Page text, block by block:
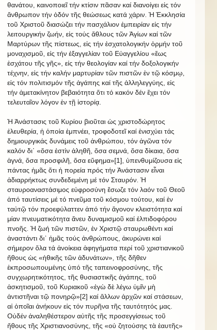
θανάτου, καινοποιεῖ τήν κτίσιν πᾶσαν καί διανοίγει εἰς τόν
ἄνθρωπον τήν ὁδόν τῆς θεώσεως κατά χάριν. Ἡ Ἐκκλησία
τοῦ Χριστοῦ διασώζει τήν πασχάλιον ἐμπειρίαν εἰς τήν
λειτουργικήν ζωήν, εἰς τούς ἄθλους τῶν Ἁγίων καί τῶν
Μαρτύρων τῆς πίστεως, εἰς τήν ἐσχατολογικήν ὁρμήν τοῦ
μοναχισμοῦ, εἰς τήν ἐξαγγελίαν τοῦ Εὐαγγελίου «ἕως
ἐσχάτου τῆς γῆς», εἰς τήν θεολογίαν καί τήν δοξολογικήν
τέχνην, εἰς τήν καλήν μαρτυρίαν τῶν πιστῶν ἐν τῷ κόσμῳ,
εἰς τόν πολιτισμόν τῆς ἀγάπης καί τῆς ἀλληλεγγύης, εἰς
τήν ἀμετακίνητον βεβαιότητα ὅτι τό κακόν δέν ἔχει τόν
τελευταῖον λόγον ἐν τῇ ἱστορίᾳ.
Ἡ Ἀνάστασις τοῦ Κυρίου βιοῦται ὡς χριστοδώρητος
ἐλευθερία, ἡ ὁποία ἐμπνέει, τροφοδοτεῖ καί ἐνισχύει τάς
δημιουργικάς δυνάμεις τοῦ ἀνθρώπου, τόν ἀγῶνα τόν
καλόν δι᾿ «ὅσα ἐστὶν ἀληθῆ, ὅσα σεμνά, ὅσα δίκαια, ὅσα
ἁγνά, ὅσα προσφιλῆ, ὅσα εὔφημα»[1], ὑπενθυμίζουσα εἰς
πάντας ἡμᾶς ὅτι ἡ πορεία πρός τήν Ἀνάστασιν εἶναι
ἀδιαρρήκτως συνδεδεμένη μέ τόν Σταυρόν. Ἡ
σταυροαναστάσιμος εὐφροσύνη ἔσωζε τόν λαόν τοῦ Θεοῦ
ἀπό ταυτίσεις μέ τό πνεῦμα τοῦ κόσμου τούτου, καί ἐν
ταὐτῷ τόν προεφύλαττεν ἀπό τήν ἄγονον κλειστότητα καί
μίαν πνευματικότητα ἄνευ δυναμισμοῦ καί ἐλπιδοφόρου
πνοῆς. Ἡ ζωή τῶν πιστῶν, ἐν Χριστῷ σταυρωθέντι καί
ἀναστάντι δι᾿ ἡμᾶς τούς ἀνθρώπους, ἀκυρώνει καί
σήμερον ὅλα τά ἀνοίκεια ἀφηγήματα περί τοῦ χριστιανικοῦ
ἤθους ὡς «ἠθικῆς τῶν ἀδυνάτων», τῆς δῆθεν
ἐκπροσωπουμένης ὑπό τῆς ταπεινοφροσύνης, τῆς
συγχωρητικότητος, τῆς θυσιαστικῆς ἀγάπης, τοῦ
ἀσκητισμοῦ, τοῦ Κυριακοῦ «ἐγὼ δὲ λέγω ὑμῖν μὴ
ἀντιστῆναι τῷ πονηρῷ»[2] καί ἄλλων ἀρχῶν καί στάσεων,
αἱ ὁποῖαι ἀνήκουν εἰς τόν πυρῆνα τῆς ταυτότητός μας.
Οὐδέν ἀναληθέστερον αὐτῆς τῆς προσεγγίσεως τοῦ
ἤθους τῆς Χριστιανοσύνης, τῆς «οὐ ζητούσης τὰ ἑαυτῆς»